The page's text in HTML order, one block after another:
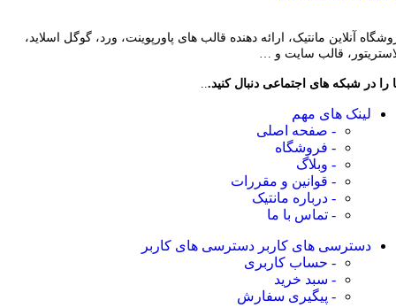
آنلاین مانتیک، ارائه دهنده قالب های پاورپوینت، ورد، گوگل اسلاید،
قالب سایت و …
را در شبکه های اجتماعی دنبال کنید...
لینک های مهم
- صفحه اصلی
- فروشگاه
- وبلاگ
- قوانین و مقررات
- درباره مانتیک
- تماس با ما
دسترسی های کاربر دسترسی های کاربر
- حساب کاربری
- سبد خرید
- پیگیری سفارش